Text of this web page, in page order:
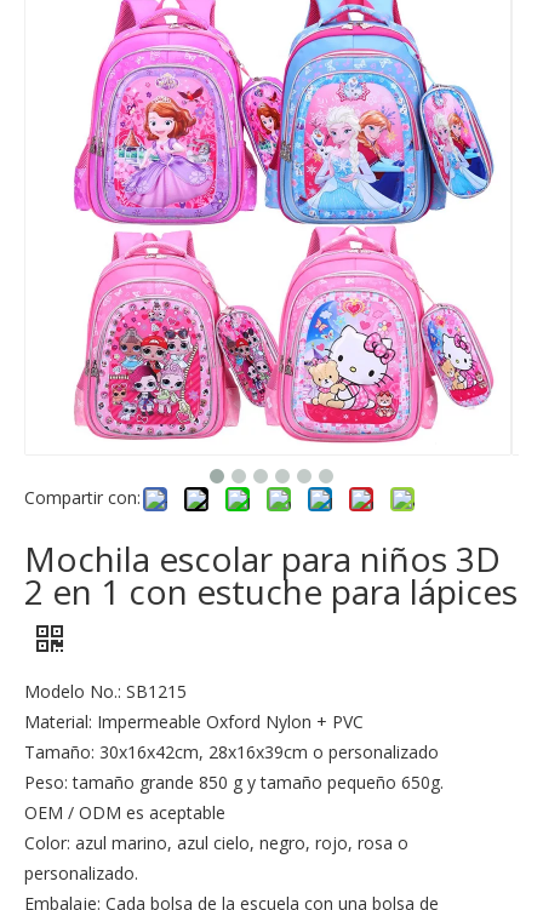
Compartir con:
Mochila escolar para niños 3D
2 en 1 con estuche para lápices
Modelo No.: SB1215
Material: Impermeable Oxford Nylon + PVC
Tamaño: 30x16x42cm, 28x16x39cm o personalizado
Peso: tamaño grande 850 g y tamaño pequeño 650g.
OEM / ODM es aceptable
Color: azul marino, azul cielo, negro, rojo, rosa o
personalizado.
Embalaje: Cada bolsa de la escuela con una bolsa de